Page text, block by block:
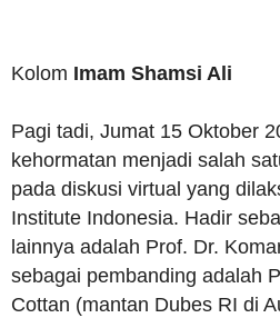
Kolom Imam Shamsi Ali
Pagi tadi, Jumat 15 Oktober
kehormatan menjadi salah
pada diskusi virtual yang
Institute Indonesia. Hadir
lainnya adalah Prof. Dr.
sebagai pembanding adalah
Cottan (mantan Dubes RI di